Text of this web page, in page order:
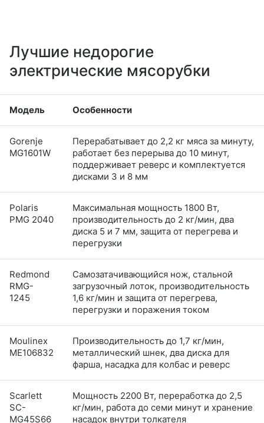
Лучшие недорогие
электрические мясорубки
Модель Особенности
Gorenje
MG1601W
Перерабатывает до 2,2 кг мяса за минуту,
работает без перерыва до 10 минут,
поддерживает реверс и комплектуется
дисками 3 и 8 мм
Polaris
PMG 2040
Максимальная мощность 1800 Вт,
производительность до 2 кг/мин, два
диска 5 и 7 мм, защита от перегрева и
перегрузки
Redmond
RMG-
1245
Самозатачивающийся нож, стальной
загрузочный лоток, производительность
1,6 кг/мин и защита от перегрева,
перегрузки и поражения током
Moulinex
ME106832
Производительность до 1,7 кг/мин,
металлический шнек, два диска для
фарша, насадка для колбас и реверс
Scarlett
SC-
MG45S66
Мощность 2200 Вт, переработка до 2,5
кг/мин, работа до семи минут и хранение
насадок внутри толкателя